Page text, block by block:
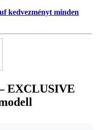
kedvezményt minden
EXCLUSIVE